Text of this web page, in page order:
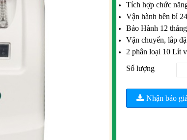
Tích hợp chức
Vận hành bền bỉ
Bảo Hành 12 tháng
Vận chuyển, lắp
2 phân loại 10 Lít
Số lượng
Nhận báo giá